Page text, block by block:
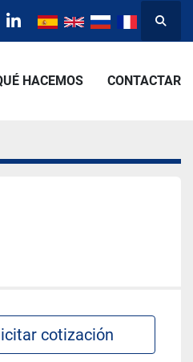
linkedin
QUÉ HACEMOS CONTACTAR
cotización